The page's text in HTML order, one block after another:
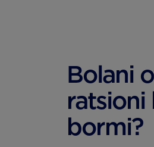
Bolani
ratsioni
bormi?